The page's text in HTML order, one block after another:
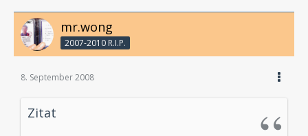
mr.wong
2007-2010 R.I.P.
8. September 2008
Zitat